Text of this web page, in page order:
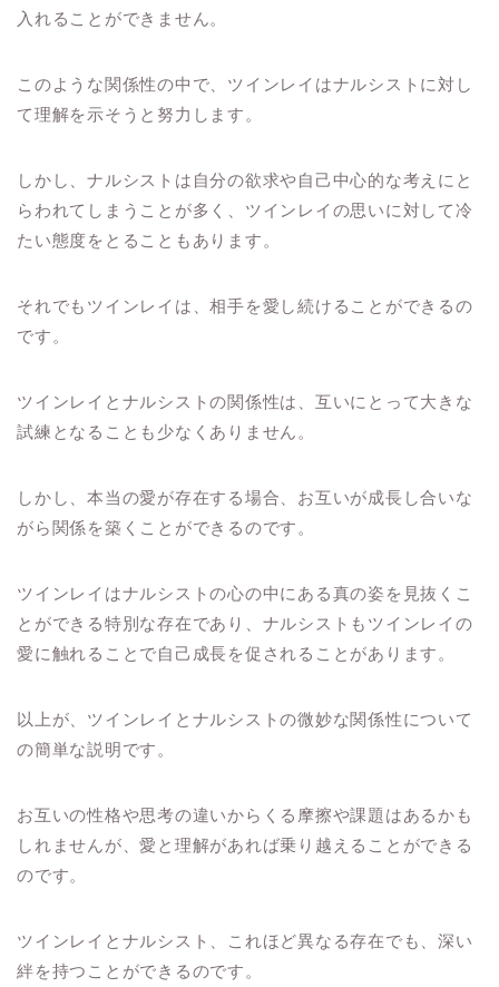
入れることができません。
このような関係性の中で、ツインレイはナルシストに対し
て理解を示そうと努力します。
しかし、ナルシストは自分の欲求や自己中心的な考えにと
らわれてしまうことが多く、ツインレイの思いに対して冷
たい態度をとることもあります。
それでもツインレイは、相手を愛し続けることができるの
です。
ツインレイとナルシストの関係性は、互いにとって大きな
試練となることも少なくありません。
しかし、本当の愛が存在する場合、お互いが成長し合いな
がら関係を築くことができるのです。
ツインレイはナルシストの心の中にある真の姿を見抜くこ
とができる特別な存在であり、ナルシストもツインレイの
愛に触れることで自己成長を促されることがあります。
以上が、ツインレイとナルシストの微妙な関係性について
の簡単な説明です。
お互いの性格や思考の違いからくる摩擦や課題はあるかも
しれませんが、愛と理解があれば乗り越えることができる
のです。
ツインレイとナルシスト、これほど異なる存在でも、深い
絆を持つことができるのです。